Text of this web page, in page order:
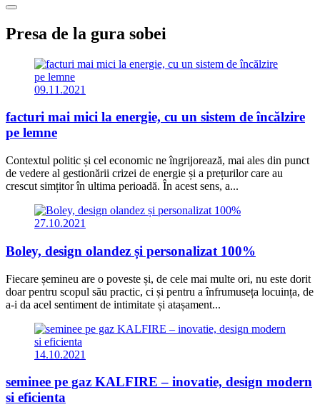
Presa de la gura sobei
09.11.2021
facturi mai mici la energie, cu un sistem de încălzire
pe lemne
Contextul politic și cel economic ne îngrijorează, mai ales din punct
de vedere al gestionării crizei de energie și a prețurilor care au
crescut simțitor în ultima perioadă. În acest sens, a...
27.10.2021
Boley, design olandez și personalizat 100%
Fiecare șemineu are o poveste și, de cele mai multe ori, nu este dorit
doar pentru scopul său practic, ci și pentru a înfrumuseța locuința, de
a-i da acel sentiment de intimitate și atașament...
14.10.2021
seminee pe gaz KALFIRE – inovatie, design modern
si eficienta